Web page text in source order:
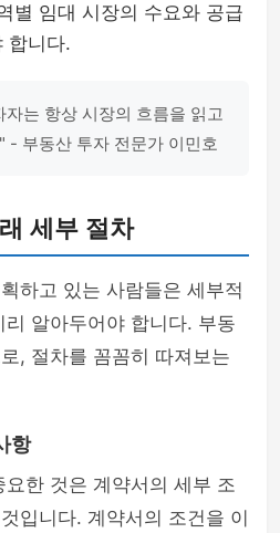
별 임대 시장의 수요와 공급
합니다.
는 항상 시장의 흐름을 읽고
- 부동산 투자 전문가 이민호
세부 절차
하고 있는 사람들은 세부적
알아두어야 합니다. 부동
, 절차를 꼼꼼히 따져보는
항
한 것은 계약서의 세부 조
입니다. 계약서의 조건을 이